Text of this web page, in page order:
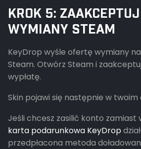
KROK 5:
WYMIANY STEAM
KeyDrop wyśle ofertę wymiany
Steam. Otwórz Steam i
wypłatę.
Skin pojawi się następnie w twoim
Jeśli chcesz zasilić konto zamiast
karta podarunkowa KeyDrop
przedpłacona metoda